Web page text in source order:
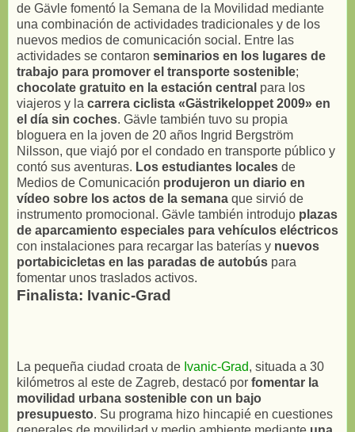
de Gävle fomentó la Semana de la Movilidad mediante
una combinación de actividades tradicionales y de los
nuevos medios de comunicación social. Entre las
actividades se contaron seminarios en los lugares de
trabajo para promover el transporte sostenible;
chocolate gratuito en la estación central para los
viajeros y la carrera ciclista «Gästrikeloppet 2009» en
el día sin coches. Gävle también tuvo su propia
bloguera en la joven de 20 años Ingrid Bergström
Nilsson, que viajó por el condado en transporte público y
contó sus aventuras. Los estudiantes locales de
Medios de Comunicación produjeron un diario en
vídeo sobre los actos de la semana que sirvió de
instrumento promocional. Gävle también introdujo plazas
de aparcamiento especiales para vehículos eléctricos
con instalaciones para recargar las baterías y nuevos
portabicicletas en las paradas de autobús para
fomentar unos traslados activos.
Finalista: Ivanic-Grad
La pequeña ciudad croata de Ivanic-Grad, situada a 30
kilómetros al este de Zagreb, destacó por fomentar la
movilidad urbana sostenible con un bajo
presupuesto. Su programa hizo hincapié en cuestiones